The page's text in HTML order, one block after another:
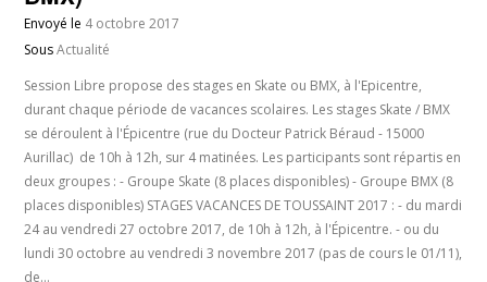
Envoyé le 4 octobre 2017
SousActualité
Session Libre propose des stages en Skate ou BMX, à l'Epicentre,
durant chaque période de vacances scolaires. Les stages Skate / BMX
se déroulent à l'Épicentre (rue du Docteur Patrick Béraud - 15000
Aurillac) de 10h à 12h, sur 4 matinées. Les participants sont répartis en
deux groupes : - Groupe Skate (8 places disponibles) - Groupe BMX (8
places disponibles) STAGES VACANCES DE TOUSSAINT 2017 : - du mardi
24 au vendredi 27 octobre 2017, de 10h à 12h, à l'Épicentre. - ou du
lundi 30 octobre au vendredi 3 novembre 2017 (pas de cours le 01/11),
de…